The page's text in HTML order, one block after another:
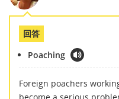
回答
Poaching
Foreign poachers